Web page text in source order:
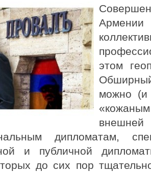
этом
можно (и
дипломатам,
и публичной
до сих пор